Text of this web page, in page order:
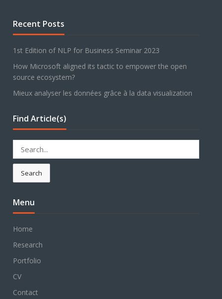
Recent Posts
1st Edition of NLP for Business Seminar 2023
How Microsoft aligned its tactic to empower the open
source ecosystem?
Mieux analyser les données grâce à la data visualization
Find Article(s)
for:
Search
Menu
Home
Research
Portfolio
CV
Contact